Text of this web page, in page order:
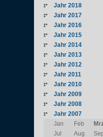
Jahr 2018
Jahr 2017
Jahr 2016
Jahr 2015
Jahr 2014
Jahr 2013
Jahr 2012
Jahr 2011
Jahr 2010
Jahr 2009
Jahr 2008
Jahr 2007
Jan
Feb
Jul
Aug